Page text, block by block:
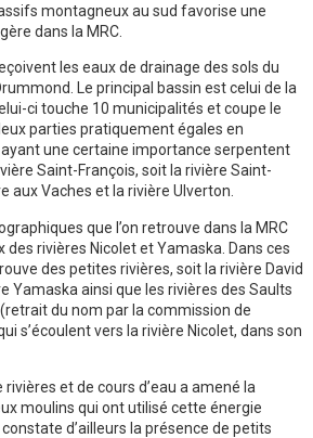
montagneux au sud favorise une
dans la MRC.
les eaux de drainage des sols du
Le principal bassin est celui de la
ci touche 10 municipalités et coupe le
parties pratiquement égales en
une certaine importance serpentent
Saint-François, soit la rivière Saint-
aux Vaches et la rivière Ulverton.
que l’on retrouve dans la MRC
rivières Nicolet et Yamaska. Dans ces
des petites rivières, soit la rivière David
Yamaska ainsi que les rivières des Saults
du nom par la commission de
s’écoulent vers la rivière Nicolet, dans son
rivières et de cours d’eau a amené la
moulins qui ont utilisé cette énergie
d’ailleurs la présence de petits